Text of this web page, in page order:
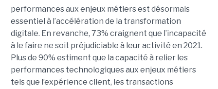
performances aux enjeux métiers est désormais
essentiel à l’accélération de la transformation
digitale. En revanche, 73% craignent que l’incapacité
à le faire ne soit préjudiciable à leur activité en 2021.
Plus de 90% estiment que la capacité à relier les
performances technologiques aux enjeux métiers
tels que l’expérience client, les transactions